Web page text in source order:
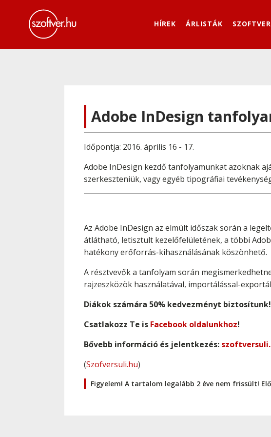
HÍREK ÁRLISTÁK
Adobe InDesign
Időpontja: 2016. április 16 - 17.
Adobe InDesign kezdő tanfolyamunkat azoknak
szerkeszteniük, vagy egyéb tipográfiai
Az Adobe InDesign az elmúlt időszak során a
átlátható, letisztult kezelőfelületének, a többi
hatékony erőforrás-kihasználásának köszönhető.
A résztvevők a tanfolyam során
rajzeszközök használatával, importálással-
Diákok számára 50% kedvezményt biztosítunk!
Csatlakozz Te is Facebook oldalunkhoz!
Bővebb információ és jelentkezés:
(Szofversuli.hu)
Figyelem! A tartalom legalább 2 éve nem frissült!